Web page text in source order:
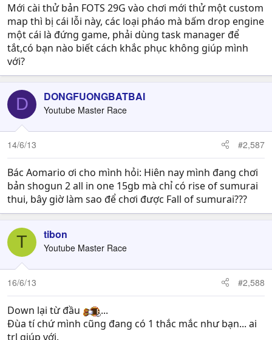
Mới cài thử bản FOTS 29G vào chơi mới thử một custom
map thì bị cái lỗi này, các loại pháo mà bấm drop engine
một cái là đứng game, phải dùng task manager để
tắt,có bạn nào biết cách khắc phục không giúp mình
với?
D DONGFUONGBATBAI
Youtube Master Race
14/6/13 #2,587
Bác Aomario ơi cho mình hỏi: Hiên nay mình đang chơi
bản shogun 2 all in one 15gb mà chỉ có rise of sumurai
thui, bây giờ làm sao để chơi được Fall of sumurai???
T tibon
Youtube Master Race
16/6/13 #2,588
Down lại từ đầu
...
Đùa tí chứ mình cũng đang có 1 thắc mắc như bạn... ai
trl giúp với.